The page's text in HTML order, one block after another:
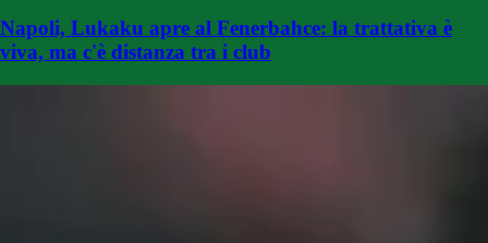
Napoli, Lukaku apre al Fenerbahce: la trattativa è
viva, ma c'è distanza tra i club